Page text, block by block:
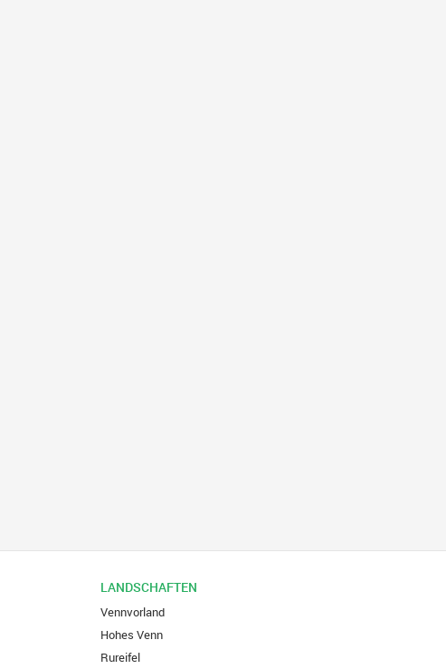
LANDSCHAFTEN
Vennvorland
Hohes Venn
Rureifel